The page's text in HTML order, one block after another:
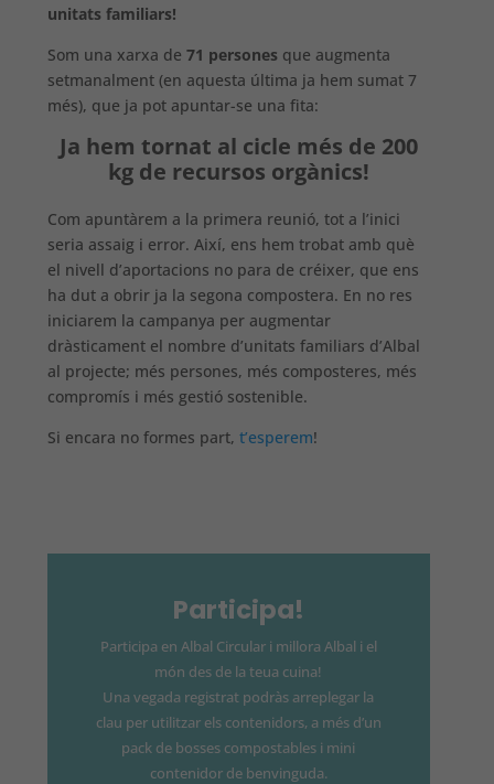
unitats familiars!
Som una xarxa de71 persones que augmenta
setmanalment (en aquesta última ja hem sumat 7
més), que ja pot apuntar-se una fita:
Ja hem tornat al cicle més de 200
kg de recursos orgànics!
Com apuntàrem a la primera reunió, tot a l’inici
seria assaig i error. Així, ens hem trobat amb què
el nivell d’aportacions no para de créixer, que ens
ha dut a obrir ja la segona compostera. En no res
iniciarem la campanya per augmentar
dràsticament el nombre d’unitats familiars d’Albal
al projecte; més persones, més composteres, més
compromís i més gestió sostenible.
Si encara no formes part,t’esperem!
Participa!
Participa en Albal Circular i millora Albal i el
món des de la teua cuina!
Una vegada registrat podràs arreplegar la
clau per utilitzar els contenidors, a més d’un
pack de bosses compostables i mini
contenidor de benvinguda.